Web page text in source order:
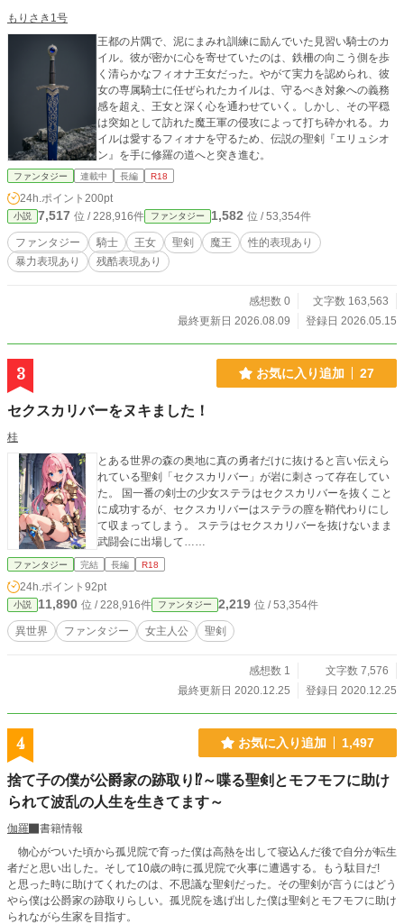
もりさき1号
王都の片隅で、泥にまみれ訓練に励んでいた見習い騎士のカ
イル。彼が密かに心を寄せていたのは、鉄柵の向こう側を歩
く清らかなフィオナ王女だった。やがて実力を認められ、彼
女の専属騎士に任ぜられたカイルは、守るべき対象への義務
感を超え、王女と深く心を通わせていく。しかし、その平穏
は突如として訪れた魔王軍の侵攻によって打ち砕かれる。カ
イルは愛するフィオナを守るため、伝説の聖剣『エリュシオ
ン』を手に修羅の道へと突き進む。
ファンタジー 連載中 長編 R18
24h.ポイント 200pt
小説 7,517 位 / 228,916件 ファンタジー 1,582 位 / 53,354件
ファンタジー 騎士 王女 聖剣 魔王
性的表現あり
暴力表現あり
残酷表現あり
感想数 0
文字数 163,563
最終更新日 2026.08.09
登録日 2026.05.15
3 お気に入り追加 27
セクスカリバーをヌキました！
桂
とある世界の森の奥地に真の勇者だけに抜けると言い伝えら
れている聖剣「セクスカリバー」が岩に刺さって存在してい
た。 国一番の剣士の少女ステラはセクスカリバーを抜くこと
に成功するが、セクスカリバーはステラの膣を鞘代わりにし
て収まってしまう。 ステラはセクスカリバーを抜けないまま
武闘会に出場して……
ファンタジー 完結 長編 R18
24h.ポイント 92pt
小説 11,890 位 / 228,916件 ファンタジー 2,219 位 / 53,354件
異世界 ファンタジー 女主人公 聖剣
感想数 1
文字数 7,576
最終更新日 2020.12.25
登録日 2020.12.25
4 お気に入り追加 1,497
捨て子の僕が公爵家の跡取り⁉～喋る聖剣とモフモフに助け
られて波乱の人生を生きてます～
伽羅
書籍情報
物心がついた頃から孤児院で育った僕は高熱を出して寝込んだ後で自分が転生
者だと思い出した。そして10歳の時に孤児院で火事に遭遇する。もう駄目だ!
と思った時に助けてくれたのは、不思議な聖剣だった。その聖剣が言うにはどう
やら僕は公爵家の跡取りらしい。孤児院を逃げ出した僕は聖剣とモフモフに助け
られながら生家を目指す。